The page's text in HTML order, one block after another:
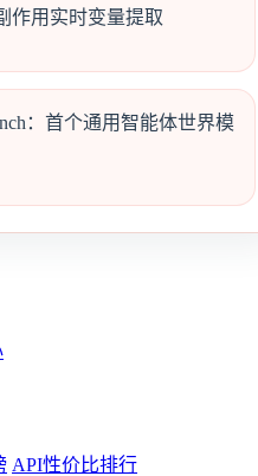
作用实时变量提取
：首个通用智能体世界模
API性价比排行